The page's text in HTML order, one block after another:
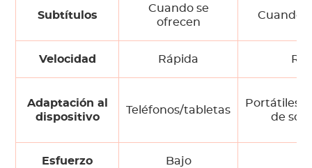
Subtítulos
Cuando se
ofrecen
Cuando
Velocidad Rápida
Adaptación al
dispositivo
Teléfonos/tabletas
Portátiles/
de
Esfuerzo Bajo